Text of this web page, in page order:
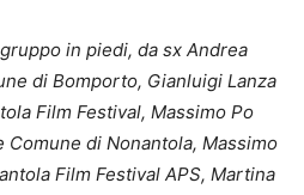
in piedi, da sx Andrea
di Bomporto, Gianluigi Lanza
Film Festival, Massimo Po
Comune di Nonantola, Massimo
Film Festival APS, Martina